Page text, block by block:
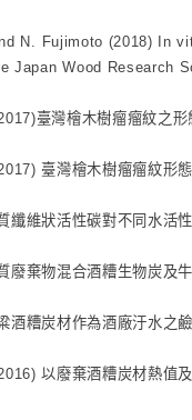
N. Fujimoto (2018) In
Japan Wood Research
臺灣檜木樹瘤瘤紋之
臺灣檜木樹瘤瘤紋形
纖維狀活性碳對不同水活
廢棄物混合酒糟生物炭及
酒糟炭材作為酒廠汙水之
以廢棄酒糟炭材熱值